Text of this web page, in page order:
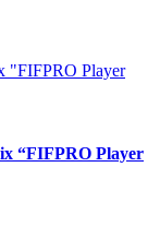
“FIFPRO Player